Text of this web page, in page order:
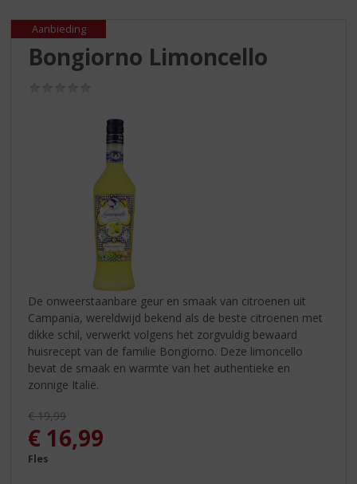
p
r
Aanbieding
Bongiorno Limoncello
De onweerstaanbare geur en smaak van citroenen uit
Campania, wereldwijd bekend als de beste citroenen met
dikke schil, verwerkt volgens het zorgvuldig bewaard
huisrecept van de familie Bongiorno. Deze limoncello
bevat de smaak en warmte van het authentieke en
zonnige Italië.
Originele prijs was:
€19,99
, Huidige prijs is:
€ 16,99
Fles